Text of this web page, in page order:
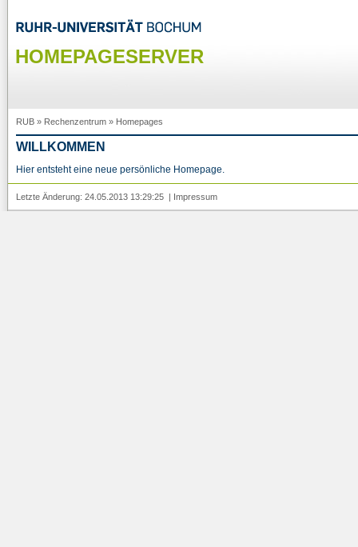
HOMEPAGESERVER
RUB » Rechenzentrum » Homepages
WILLKOMMEN
Hier entsteht eine neue persönliche Homepage.
Letzte Änderung: 24.05.2013 13:29:25 | Impressum